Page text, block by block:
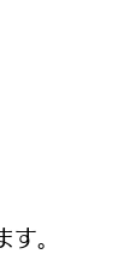
。